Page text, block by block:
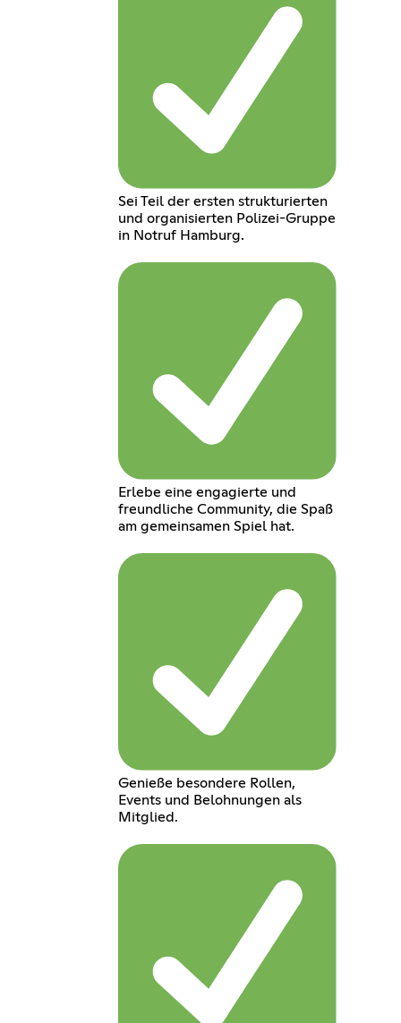
Sei Teil der ersten strukturierten
und organisierten Polizei-Gruppe
in Notruf Hamburg.
Erlebe eine engagierte und
freundliche Community, die Spaß
am gemeinsamen Spiel hat.
Genieße besondere Rollen,
Events und Belohnungen als
Mitglied.